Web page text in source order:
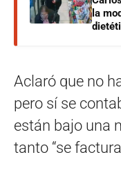
la
Aclaró que no
pero sí se
están bajo una
tanto “se